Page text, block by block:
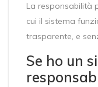
La responsabilità
cui il sistema
trasparente, e
Se ho un